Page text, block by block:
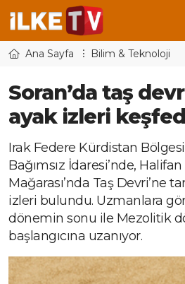
Ana Sayfa Bilim & Teknoloji
Soran’da taş
ayak izleri
Irak Federe Kürdistan
Bağımsız İdaresi’nde,
Mağarası’nda Taş Devri’ne
izleri bulundu. Uzmanlara
dönemin sonu ile Mezolitik
başlangıcına uzanıyor.